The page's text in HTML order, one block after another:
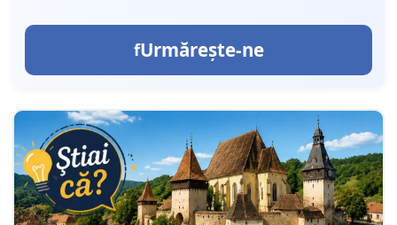
Urmărește-ne